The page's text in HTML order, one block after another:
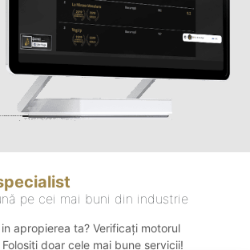
pe cei mai buni din industrie
apropierea ta? Verificați motorul
doar cele mai bune servicii!